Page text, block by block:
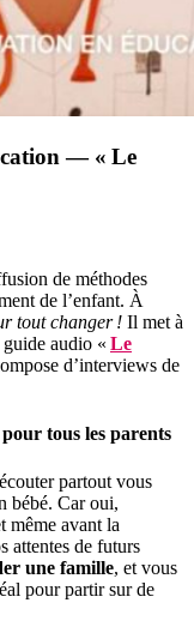
— « Le
de méthodes
de l’enfant. À
tout changer ! Il met à
audio « Le
d’interviews de
tous les parents
partout vous
bébé. Car oui,
même avant la
attentes de futurs
une famille, et vous
pour partir sur de